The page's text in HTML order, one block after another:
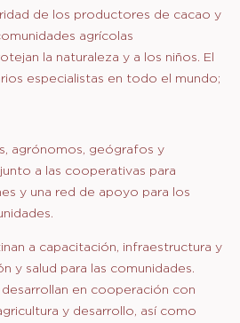
de los productores de cacao y
agrícolas
la naturaleza y a los niños. El
especialistas en todo el mundo;
agrónomos, geógrafos y
a las cooperativas para
y una red de apoyo para los
a capacitación, infraestructura y
y salud para las comunidades.
en cooperación con
y desarrollo, así como